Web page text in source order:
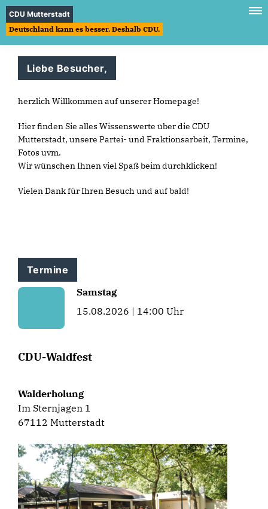
CDU Mutterstadt
Deutschland kann es besser. Deshalb CDU.
Liebe Besucher,
herzlich Willkommen auf unserer Homepage!
Hier finden Sie alles Wissenswerte über die CDU
Mutterstadt, unsere Partei- und Fraktionsarbeit, Termine,
Fotos uvm.
Wir wünschen Ihnen viel Spaß beim durchklicken!
Vielen Dank für Ihren Besuch und auf bald!
Termine
Samstag
15.08.2026 | 14:00 Uhr
CDU-Waldfest
Walderholung
Im Sternjagen 1
67112 Mutterstadt